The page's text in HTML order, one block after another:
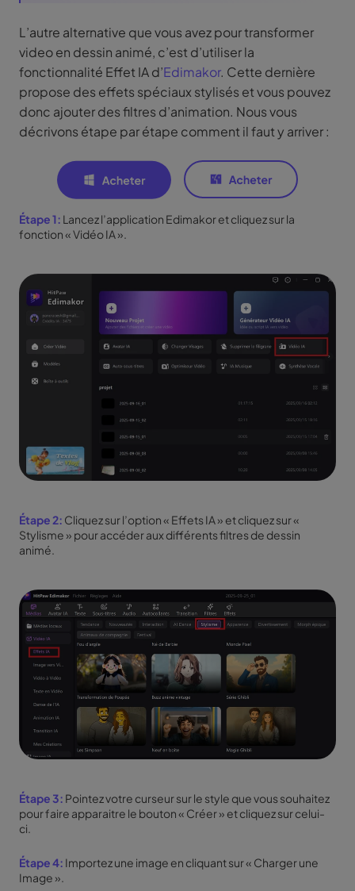
L’autre alternative que vous avez pour transformer
video en dessin animé, c’est d’utiliser la
fonctionnalité Effet IA d’Edimakor. Cette dernière
propose des effets spéciaux stylisés et vous pouvez
donc ajouter des filtres d’animation. Nous vous
décrivons étape par étape comment il faut y arriver :
Étape 1: Lancez l’application Edimakor et cliquez sur la
fonction « Vidéo IA ».
Étape 2: Cliquez sur l’option « Effets IA » et cliquez sur «
Stylisme » pour accéder aux différents filtres de dessin
animé.
Étape 3: Pointez votre curseur sur le style que vous souhaitez
pour faire apparaitre le bouton « Créer » et cliquez sur celui-
ci.
Étape 4: Importez une image en cliquant sur « Charger une
Image ».